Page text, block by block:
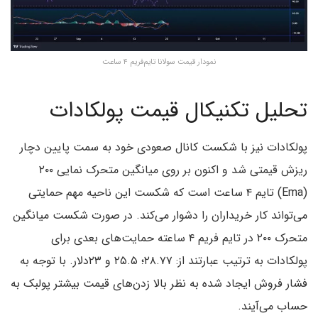
نمودار قیمت سولانا تایم‌فریم ۴ ساعت
تحلیل تکنیکال قیمت پولکادات
پولکادات نیز با شکست کانال صعودی خود به سمت پایین دچار
ریزش قیمتی شد و اکنون بر روی میانگین متحرک نمایی ۲۰۰
(Ema) تایم ۴ ساعت است که شکست این ناحیه مهم حمایتی
می‌تواند کار خریداران را دشوار می‌کند. در صورت شکست میانگین
متحرک ۲۰۰ در تایم فریم ۴ ساعته حمایت‌های بعدی برای
پولکادات به‌ ترتیب عبارتند از: ۲۸.۷۷؛ ۲۵.۵ و ۲۳دلار. با توجه به
فشار فروش ایجاد شده به نظر بالا زدن‌های قیمت بیشتر پولبک به
حساب می‌آیند.